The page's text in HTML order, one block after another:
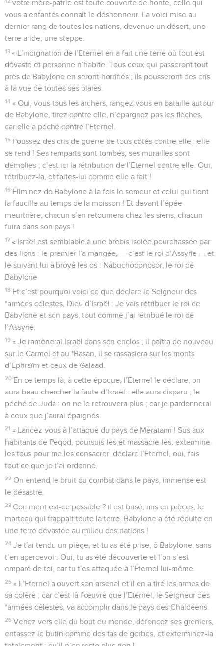
votre mère-patrie est toute couverte de honte, celle qui
vous a enfantés connaît le déshonneur. La voici mise au
dernier rang de toutes les nations, devenue un désert, une
terre aride, une steppe.
13 « L’indignation de l’Eternel en a fait une terre où tout est
dévasté et personne n’habite. Tous ceux qui passeront tout
près de Babylone en seront horrifiés ; ils pousseront des cris
à la vue de toutes ses plaies.
14 « Oui, vous tous les archers, rangez-vous en bataille autour
de Babylone, tirez contre elle, n’épargnez pas les flèches,
car elle a péché contre l’Eternel.
15 Poussez des cris de guerre de tous côtés contre elle : elle
se rend ! Ses remparts sont tombés, ses murailles sont
démolies ; c’est ici la rétribution de l’Eternel contre elle. Oui,
rétribuez-la, et faites-lui comme elle a fait !
16 Eliminez de Babylone à la fois le semeur et celui qui tient
la faucille au temps de la moisson ! Et devant l’épée
meurtrière, chacun s’en retournera chez les siens, chacun
fuira dans son pays !
17 « Israël est semblable à une brebis isolée pourchassée par
des lions : le premier l’a mangée, — c’est le roi d’Assyrie — et
le suivant lui a broyé les os : Nabuchodonosor, le roi de
Babylone
18 Et c’est pourquoi voici ce que déclare le Seigneur des
*armées célestes, Dieu d’Israël : Je vais rétribuer le roi de
Babylone et son pays, tout comme j’ai rétribué le roi de
l’Assyrie.
19 « Je ramènerai Israël dans son enclos ; il paîtra de nouveau
sur le Carmel et au *Basan, il se rassasiera sur les monts
d’Ephraïm et ceux de Galaad.
20 En ce temps-là, à cette époque, l’Eternel le déclare, on
aura beau chercher la faute d’Israël : elle aura disparu ; le
péché de Juda : on ne le retrouvera plus ; car je pardonnerai
à ceux que j’aurai épargnés.
21 « Lancez-vous à l’attaque du pays de Merataïm ! Sus aux
habitants de Peqod, poursuis-les et massacre-les, extermine-
les tous pour me les consacrer, déclare l’Eternel, oui, fais
tout ce que je t’ai ordonné.
22 On entend le bruit du combat dans le pays, immense est
le désastre.
23 Comment est-ce possible ? il est brisé, mis en pièces, le
marteau qui frappait toute la terre. Babylone a été réduite en
une terre dévastée au milieu des nations !
24 Je t’ai tendu un piège, et tu as été prise, ô Babylone, sans
t’en apercevoir. Oui, tu as été découverte et l’on s’est
emparé de toi, car tu t’es attaquée à l’Eternel lui-même.
25 « L’Eternel a ouvert son arsenal et il en a tiré les armes de
sa colère ; car c’est là l’œuvre que l’Eternel, le Seigneur des
*armées célestes, va accomplir dans le pays des Chaldéens.
26 Venez vers elle du bout du monde, défoncez ses greniers,
entassez le butin comme des tas de gerbes, et exterminez-la